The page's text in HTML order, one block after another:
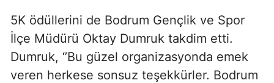
5K ödüllerini de Bodrum Gençlik ve Spor
İlçe Müdürü Oktay Dumruk takdim etti.
Dumruk, ‘’Bu güzel organizasyonda emek
veren herkese sonsuz teşekkürler. Bodrum